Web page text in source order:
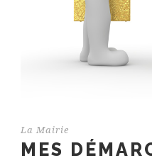
La Mairie
MES